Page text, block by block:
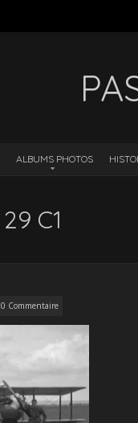
ALBUMS PHOTOS
C1
0 Commentaire